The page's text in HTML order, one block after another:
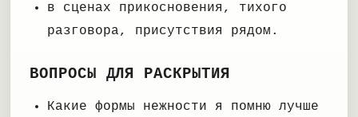
в сценах прикосновения, тихого
разговора, присутствия рядом.
ВОПРОСЫ ДЛЯ РАСКРЫТИЯ
Какие формы нежности я помню лучше